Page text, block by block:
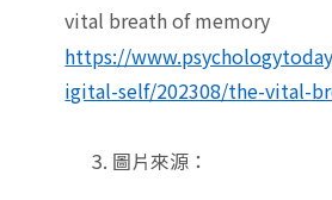
vital breath of memory
https://
igital-self/202308/the-vital-
圖片來源：